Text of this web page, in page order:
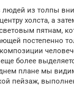
из толпы
холста, а
пятнам,
постепенно
более
плане мы
пейзаж,